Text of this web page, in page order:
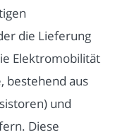
die Lieferung
Elektromobilität
bestehend aus
und
Diese